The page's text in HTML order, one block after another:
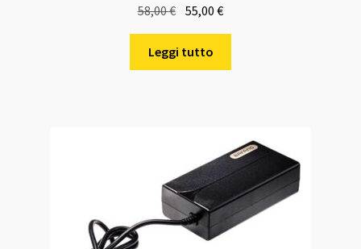
58,00€
originale
era:
55,00€Il
è:
Leggi tutto